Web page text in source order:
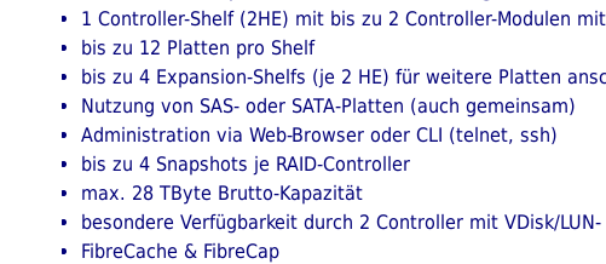
1 Controller-Shelf (2HE) mit bis zu 2 Controller-Modulen
bis zu 12 Platten pro Shelf
bis zu 4 Expansion-Shelfs (je 2 HE) für weitere Platten
Nutzung von SAS- oder SATA-Platten (auch gemeinsam)
Administration via Web-Browser oder CLI (telnet, ssh)
bis zu 4 Snapshots je RAID-Controller
max. 28 TByte Brutto-Kapazität
besondere Verfügbarkeit durch 2 Controller mit VDisk/
FibreCache & FibreCap